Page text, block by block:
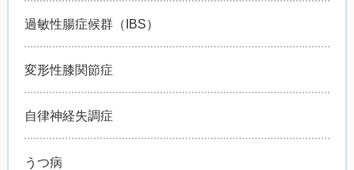
過敏性腸症候群（IBS）
変形性膝関節症
自律神経失調症
うつ病